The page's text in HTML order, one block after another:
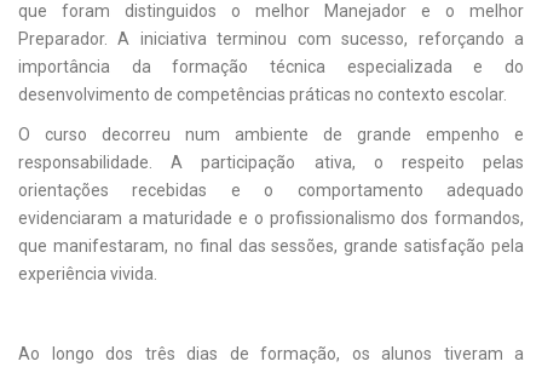
que foram distinguidos o melhor Manejador e o melhor
Preparador. A iniciativa terminou com sucesso, reforçando a
importância da formação técnica especializada e do
desenvolvimento de competências práticas no contexto escolar.
O curso decorreu num ambiente de grande empenho e
responsabilidade. A participação ativa, o respeito pelas
orientações recebidas e o comportamento adequado
evidenciaram a maturidade e o profissionalismo dos formandos,
que manifestaram, no final das sessões, grande satisfação pela
experiência vivida.
Ao longo dos três dias de formação, os alunos tiveram a